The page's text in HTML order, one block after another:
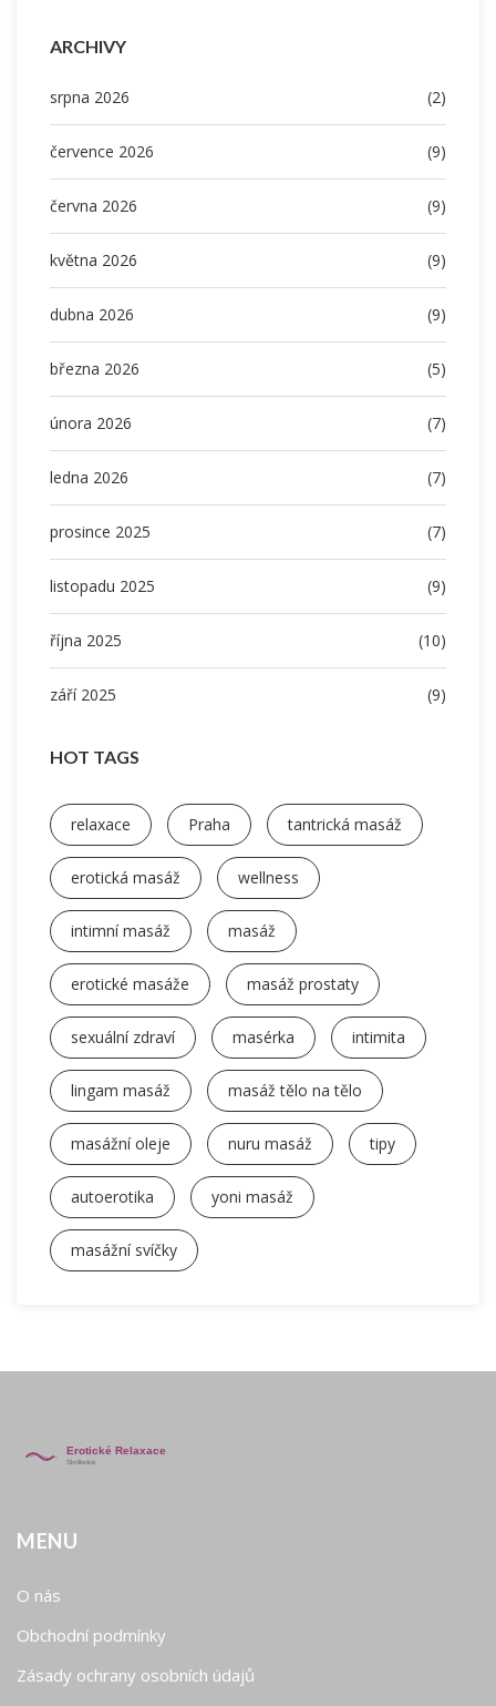
ARCHIVY
srpna 2026 (2)
července 2026 (9)
června 2026 (9)
května 2026 (9)
dubna 2026 (9)
března 2026 (5)
února 2026 (7)
ledna 2026 (7)
prosince 2025 (7)
listopadu 2025 (9)
října 2025 (10)
září 2025 (9)
HOT TAGS
relaxace Praha tantrická masáž
erotická masáž wellness
intimní masáž masáž
erotické masáže masáž prostaty
sexuální zdraví masérka intimita
lingam masáž masáž tělo na tělo
masážní oleje nuru masáž tipy
autoerotika yoni masáž
masážní svíčky
MENU
O nás
Obchodní podmínky
Zásady ochrany osobních údajů